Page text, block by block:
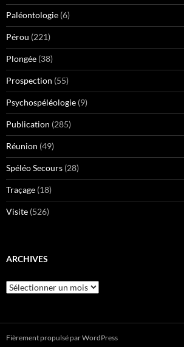
Paléontologie (6)
Pérou (221)
Plongée (38)
Prospection (55)
Psychospéléologie (9)
Publication (285)
Réunion (49)
Spéléo Secours (28)
Traçage (18)
Visite (526)
ARCHIVES
Archives
Fièrement propulsé par WordPress